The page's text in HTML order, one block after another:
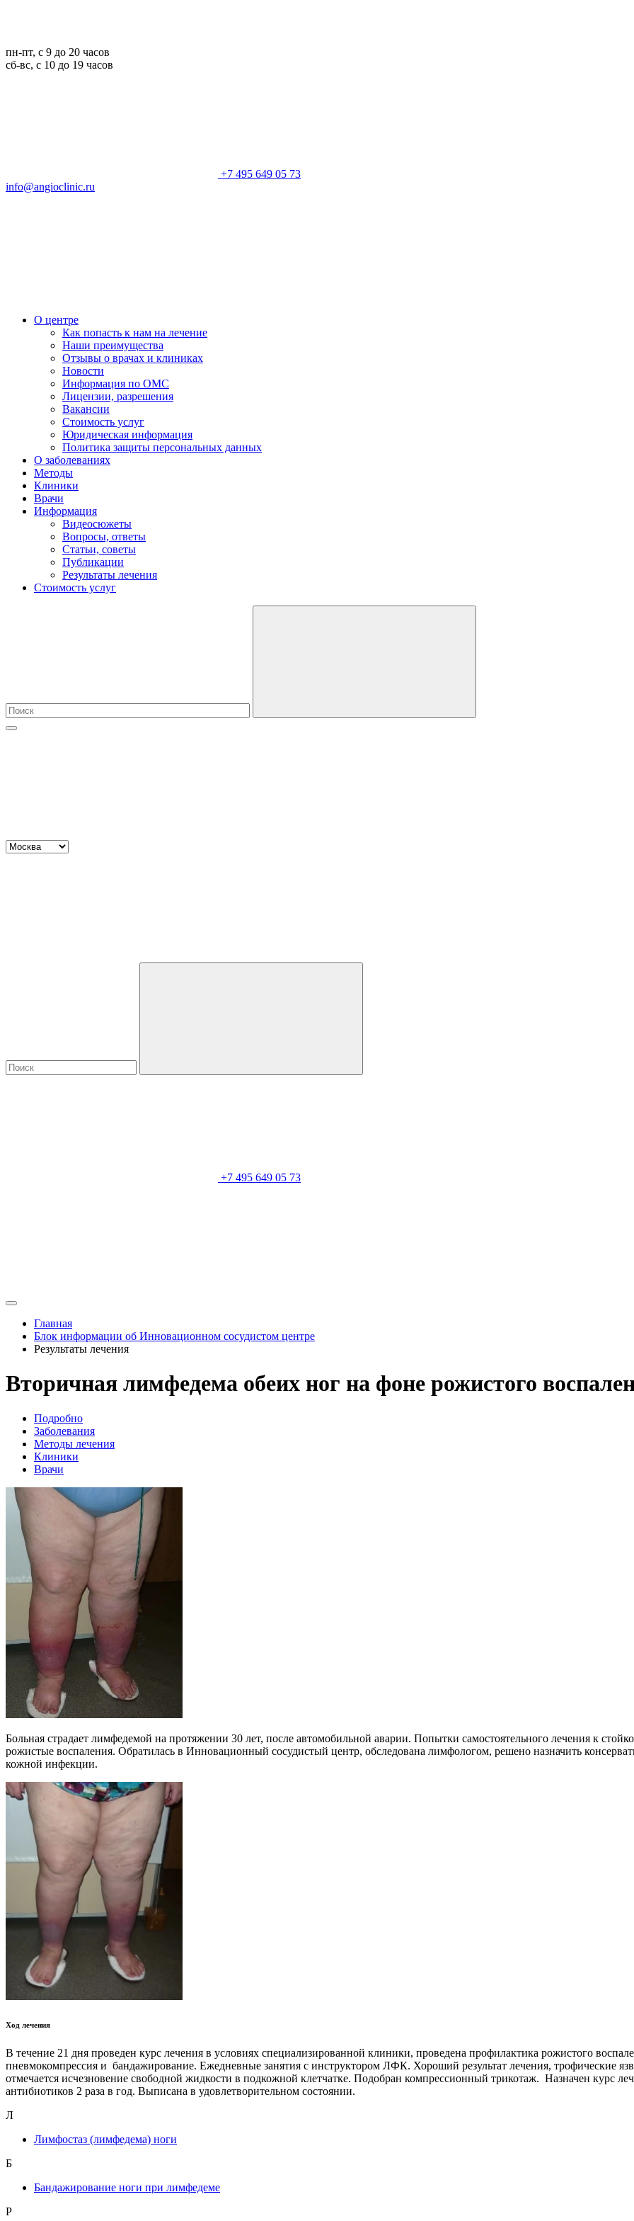
пн-пт, с 9 до 20 часов
сб-вс, с 10 до 19 часов
+7 495 649 05 73
info@angioclinic.ru
О центре
Как попасть к нам на лечение
Наши преимущества
Отзывы о врачах и клиниках
Новости
Информация по ОМС
Лицензии, разрешения
Вакансии
Стоимость услуг
Юридическая информация
Политика защиты персональных данных
О заболеваниях
Методы
Клиники
Врачи
Информация
Видеосюжеты
Вопросы, ответы
Статьи, советы
Публикации
Результаты лечения
Стоимость услуг
+7 495 649 05 73
Главная
Блок информации об Инновационном сосудистом центре
Результаты лечения
Вторичная лимфедема обеих ног на фоне рожистого
Подробно
Заболевания
Методы лечения
Клиники
Врачи
Больная страдает лимфедемой на протяжении 30 лет, после автомобильной аварии. Попытки самостоятельного лечения к
рожистые воспаления. Обратилась в Инновационный сосудистый центр, обследована лимфологом, решено назначить
кожной инфекции.
Ход лечения
В течение 21 дня проведен курс лечения в условиях специализированной клиники, проведена профилактика рожистого
пневмокомпрессия и бандажирование. Ежедневные занятия с инструктором ЛФК. Хороший результат лечения, трофические
отмечается исчезновение свободной жидкости в подкожной клетчатке. Подобран компрессионный трикотаж. Назначен курс
антибиотиков 2 раза в год. Выписана в удовлетворительном состоянии.
Л
Лимфостаз (лимфедема) ноги
Б
Бандажирование ноги при лимфедеме
Р